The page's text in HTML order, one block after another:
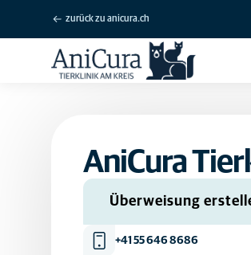
zurück zu anicura.ch
AniCura
Überweisung
+41 55 646 8686